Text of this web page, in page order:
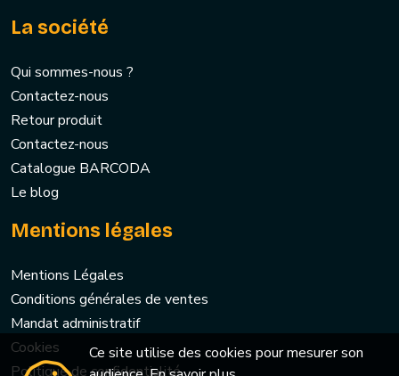
La société
Qui sommes-nous ?
Contactez-nous
Retour produit
Contactez-nous
Catalogue BARCODA
Le blog
Mentions légales
Mentions Légales
Conditions générales de ventes
Mandat administratif
Cookies
Politique de confidentialité
Ce site utilise des cookies pour mesurer son